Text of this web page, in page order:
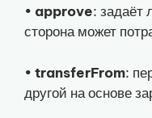
• approve: задаёт
сторона может
• transferFrom:
другой на основе